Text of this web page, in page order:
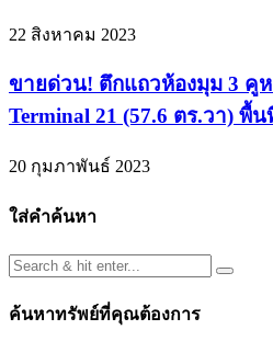
22 สิงหาคม 2023
ขายด่วน! ตึกแถวห้องมุม 3 คู
Terminal 21 (57.6 ตร.วา) พื้น
20 กุมภาพันธ์ 2023
ใส่คำค้นหา
ค้นหาทรัพย์ที่คุณต้องการ